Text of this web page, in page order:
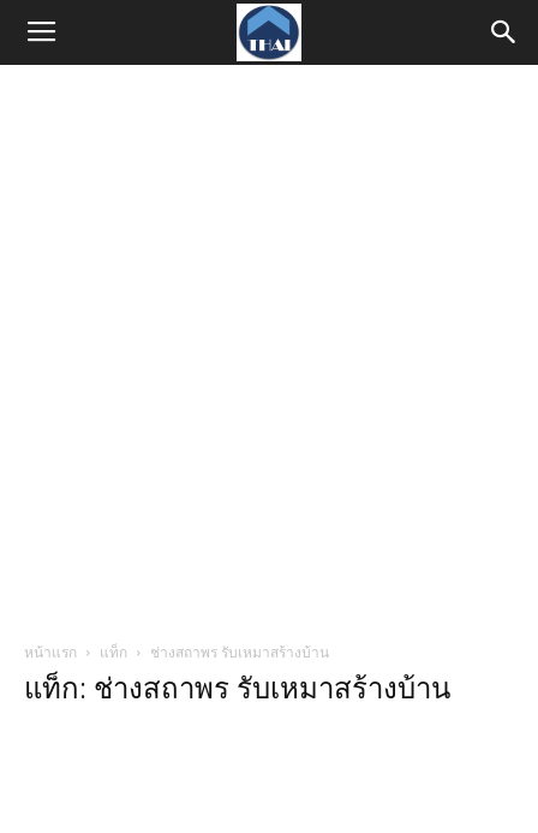
หน้าแรก แท็ก ช่างสถาพร รับเหมาสร้างบ้าน
แท็ก: ช่างสถาพร รับเหมาสร้างบ้าน